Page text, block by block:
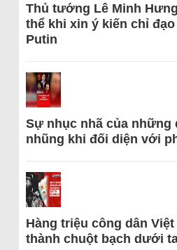
Thủ tướng Lê Minh
thể khi xin ý kiến chỉ
Putin
Sự nhục nhã của những
nhũng khi đối diện với
Hàng triệu công dân
thành chuột bạch dưới